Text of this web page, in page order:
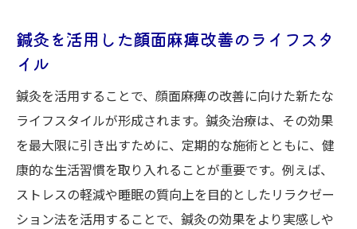
鍼灸を活用した顔面麻痺改善のライフスタ
イル
鍼灸を活用することで、顔面麻痺の改善に向けた新たな
ライフスタイルが形成されます。鍼灸治療は、その効果
を最大限に引き出すために、定期的な施術とともに、健
康的な生活習慣を取り入れることが重要です。例えば、
ストレスの軽減や睡眠の質向上を目的としたリラクゼー
ション法を活用することで、鍼灸の効果をより実感しや